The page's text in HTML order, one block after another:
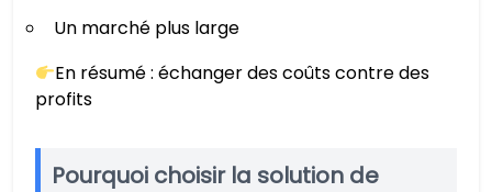
Un marché plus large
En résumé : échanger des coûts contre des
profits
Pourquoi choisir la solution de